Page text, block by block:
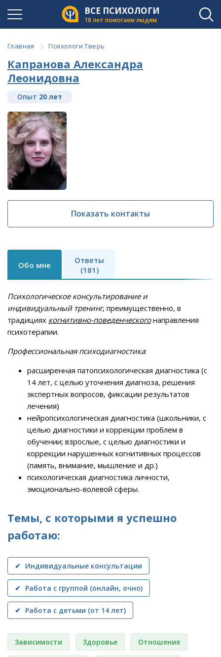
ВСЕ ПСИХОЛОГИ
18 лет помогаем людям
Главная Психологи Тверь
Капранова Александра
Леонидовна
Опыт 20 лет
Показать контакты
Обо мне
Ответы
(181)
Психологическое консультирование и
индивидуальный тренинг, преимущественно, в
традициях когнитивно-поведенческогонаправления
психотерапии.
Профессиональная психодиагностика:
расширенная патопсихологическая диагностика (с
14 лет, с целью уточнения диагноза, решения
экспертных вопросов, фиксации результатов
лечения)
нейропсихологическая диагностика (школьники, с
целью диагностики и коррекции проблем в
обучении; взрослые, с целью диагностики и
коррекции нарушенных когнитивных процессов
(память, внимание, мышление и др.)
психологическая диагностика личности,
эмоционально-волевой сферы.
Темы, с которыми я успешно
работаю:
✔ Индивидуальные консультации
✔ Работа с группой (онлайн, очно)
✔ Работа с детьми (от 14 лет)
Зависимости Здоровье Отношения